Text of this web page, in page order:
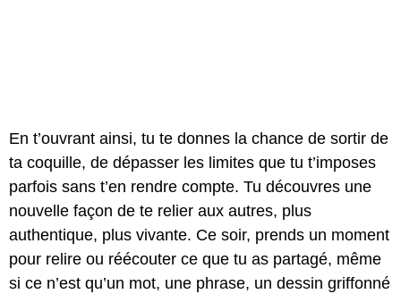
En t’ouvrant ainsi, tu te donnes la chance de sortir de
ta coquille, de dépasser les limites que tu t’imposes
parfois sans t’en rendre compte. Tu découvres une
nouvelle façon de te relier aux autres, plus
authentique, plus vivante. Ce soir, prends un moment
pour relire ou réécouter ce que tu as partagé, même
si ce n’est qu’un mot, une phrase, un dessin griffonné